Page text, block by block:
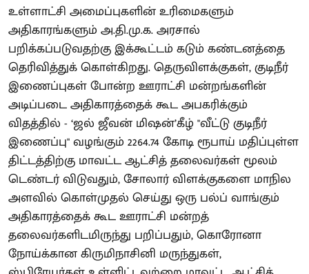
உள்ளாட்சி அமைப்புகளின் உரிமைகளும்
அதிகாரங்களும் அ.தி.மு.க. அரசால்
பறிக்கப்படுவதற்கு இக்கூட்டம் கடும் கண்டனத்தை
தெரிவித்துக் கொள்கிறது. தெருவிளக்குகள், குடிநீர்
இணைப்புகள் போன்ற ஊராட்சி மன்றங்களின்
அடிப்படை அதிகாரத்தைக் கூட அபகரிக்கும்
விதத்தில் - ‘ஜல் ஜீவன் மிஷன்’கீழ் "வீட்டு குடிநீர்
இணைப்பு" வழங்கும் 2264.74 கோடி ரூபாய் மதிப்புள்ள
திட்டத்திற்கு மாவட்ட ஆட்சித் தலைவர்கள் மூலம்
டெண்டர் விடுவதும், சோலார் விளக்குகளை மாநில
அளவில் கொள்முதல் செய்து ஒரு பல்ப் வாங்கும்
அதிகாரத்தைக் கூட ஊராட்சி மன்றத்
தலைவர்களிடமிருந்து பறிப்பதும், கொரோனா
நோய்க்கான கிருமிநாசினி மருந்துகள்,